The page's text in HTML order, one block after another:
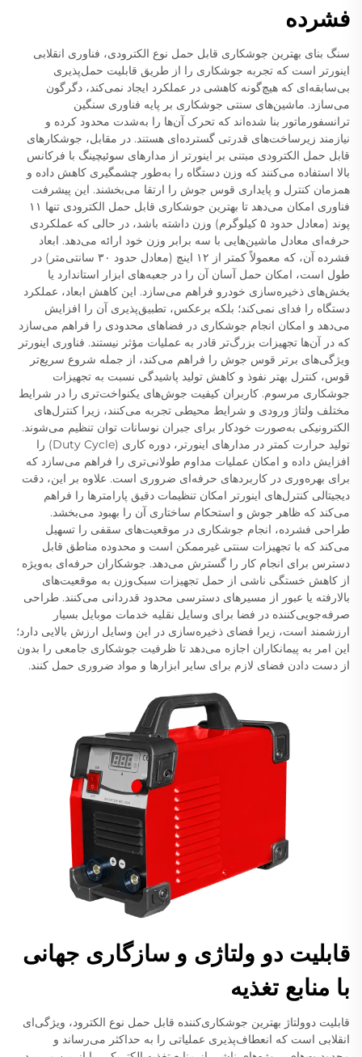
فشرده
سنگ بنای بهترین جوشکاری قابل حمل نوع الکترودی، فناوری انقلابی
اینورتر است که تجربه جوشکاری را از طریق قابلیت حمل‌پذیری
بی‌سابقه‌ای که هیچ‌گونه کاهشی در عملکرد ایجاد نمی‌کند، دگرگون
می‌سازد. ماشین‌های سنتی جوشکاری بر پایه فناوری سنگین
ترانسفورماتور بنا شده‌اند که تحرک آن‌ها را به‌شدت محدود کرده و
نیازمند زیرساخت‌های قدرتی گسترده‌ای هستند. در مقابل، جوشکارهای
قابل حمل الکترودی مبتنی بر اینورتر از مدارهای سوئیچینگ با فرکانس
بالا استفاده می‌کنند که وزن دستگاه را به‌طور چشمگیری کاهش داده و
همزمان کنترل و پایداری قوس جوش را ارتقا می‌بخشند. این پیشرفت
فناوری امکان می‌دهد تا بهترین جوشکاری قابل حمل الکترودی تنها ۱۱
پوند (معادل حدود ۵ کیلوگرم) وزن داشته باشد، در حالی که عملکردی
حرفه‌ای معادل ماشین‌هایی با سه برابر وزن خود ارائه می‌دهد. ابعاد
فشرده آن، که معمولاً کمتر از ۱۲ اینچ (معادل حدود ۳۰ سانتی‌متر) در
طول است، امکان حمل آسان آن را در جعبه‌های ابزار استاندارد یا
بخش‌های ذخیره‌سازی خودرو فراهم می‌سازد. این کاهش ابعاد، عملکرد
دستگاه را فدای نمی‌کند؛ بلکه برعکس، تطبیق‌پذیری آن را افزایش
می‌دهد و امکان انجام جوشکاری در فضاهای محدودی را فراهم می‌سازد
که در آن‌ها تجهیزات بزرگ‌تر قادر به عملیات مؤثر نیستند. فناوری اینورتر
ویژگی‌های برتر قوس جوش را فراهم می‌کند، از جمله شروع سریع‌تر
قوس، کنترل بهتر نفوذ و کاهش تولید پاشیدگی نسبت به تجهیزات
جوشکاری مرسوم. کاربران کیفیت جوش‌های یکنواخت‌تری را در شرایط
مختلف ولتاژ ورودی و شرایط محیطی تجربه می‌کنند، زیرا کنترل‌های
الکترونیکی به‌صورت خودکار برای جبران نوسانات توان تنظیم می‌شوند.
تولید حرارت کمتر در مدارهای اینورتر، دوره کاری (Duty Cycle) را
افزایش داده و امکان عملیات مداوم طولانی‌تری را فراهم می‌سازد که
برای بهره‌وری در کاربردهای حرفه‌ای ضروری است. علاوه بر این، دقت
دیجیتالی کنترل‌های اینورتر امکان تنظیمات دقیق پارامترها را فراهم
می‌کند که ظاهر جوش و استحکام ساختاری آن را بهبود می‌بخشد.
طراحی فشرده، انجام جوشکاری در موقعیت‌های سقفی را تسهیل
می‌کند که با تجهیزات سنتی غیرممکن است و محدوده مناطق قابل
دسترس برای انجام کار را گسترش می‌دهد. جوشکاران حرفه‌ای به‌ویژه
از کاهش خستگی ناشی از حمل تجهیزات سبک‌وزن به موقعیت‌های
بالارفته یا عبور از مسیرهای دسترسی محدود قدردانی می‌کنند. طراحی
صرفه‌جویی‌کننده در فضا برای وسایل نقلیه خدمات موبایل بسیار
ارزشمند است، زیرا فضای ذخیره‌سازی در این وسایل ارزش بالایی دارد؛
این امر به پیمانکاران اجازه می‌دهد تا ظرفیت جوشکاری جامعی را بدون
از دست دادن فضای لازم برای سایر ابزارها و مواد ضروری حمل کنند.
قابلیت دو ولتاژی و سازگاری جهانی
با منابع تغذیه
قابلیت دوولتاژ بهترین جوشکاری‌کننده قابل حمل نوع الکترود، ویژگی‌ای
انقلابی است که انعطاف‌پذیری عملیاتی را به حداکثر می‌رساند و